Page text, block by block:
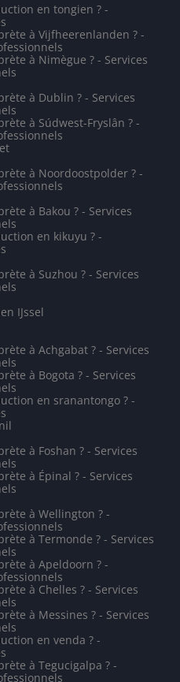
en tongien ? -
à Vijfheerenlanden ? -
à Nimègue ? - Services
à Dublin ? - Services
à Súdwest-Fryslân ? -
à Noordoostpolder ? -
à Bakou ? - Services
en kikuyu ? -
à Suzhou ? - Services
IJssel
à Achgabat ? - Services
à Bogota ? - Services
en sranantongo ? -
à Foshan ? - Services
à Épinal ? - Services
à Wellington ? -
à Termonde ? - Services
à Apeldoorn ? -
à Chelles ? - Services
à Messines ? - Services
en venda ? -
à Tegucigalpa ? -